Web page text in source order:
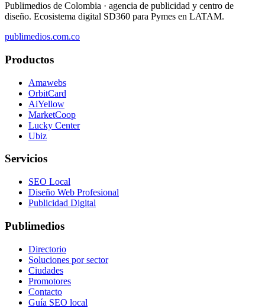
Publimedios de Colombia · agencia de publicidad y centro de
diseño. Ecosistema digital SD360 para Pymes en LATAM.
publimedios.com.co
Productos
Amawebs
OrbitCard
AiYellow
MarketCoop
Lucky Center
Ubiz
Servicios
SEO Local
Diseño Web Profesional
Publicidad Digital
Publimedios
Directorio
Soluciones por sector
Ciudades
Promotores
Contacto
Guía SEO local